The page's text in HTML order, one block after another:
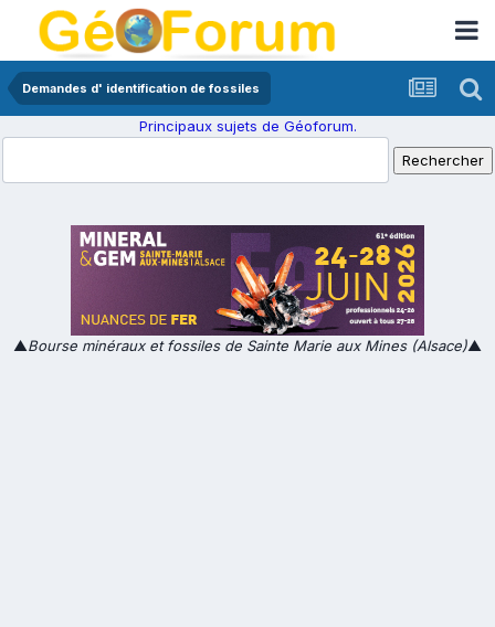
Demandes d' identification de fossiles
Principaux sujets de Géoforum.
▲Bourse minéraux et fossiles de Sainte Marie aux Mines (Alsace)▲